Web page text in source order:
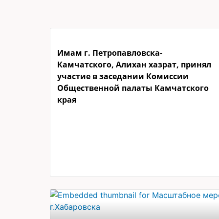
Имам г. Петропавловска-
Камчатского, Алихан хазрат, принял
участие в заседании Комиссии
Общественной палаты Камчатского
края